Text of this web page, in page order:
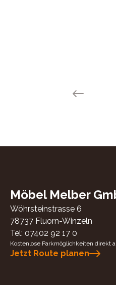
Möbel Melber
Wöhrsteinstrasse 6
78737 Fluorn-Winzeln
Tel: 07402 92 17 0
Kostenlose Parkmöglichkeiten direkt
Jetzt Route planen